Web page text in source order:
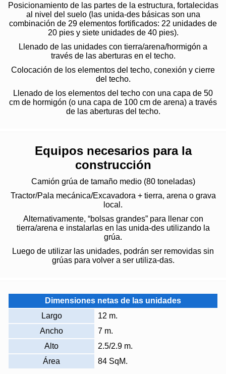
Posicionamiento de las partes de la estructura, fortalecidas
al nivel del suelo (las unida-des básicas son una
combinación de 29 elementos fortificados: 22 unidades de
20 pies y siete unidades de 40 pies).
Llenado de las unidades con tierra/arena/hormigón a
través de las aberturas en el techo.
Colocación de los elementos del techo, conexión y cierre
del techo.
Llenado de los elementos del techo con una capa de 50
cm de hormigón (o una capa de 100 cm de arena) a través
de las aberturas del techo.
Equipos necesarios para la
construcción
Camión grúa de tamaño medio (80 toneladas)
Tractor/Pala mecánica/Excavadora + tierra, arena o grava
local.
Alternativamente, “bolsas grandes” para llenar con
tierra/arena e instalarlas en las unida-des utilizando la
grúa.
Luego de utilizar las unidades, podrán ser removidas sin
grúas para volver a ser utiliza-das.
Dimensiones netas de las unidades
Largo
12 m.
Ancho
7 m.
Alto
2.5/2.9 m.
Área
84 SqM.